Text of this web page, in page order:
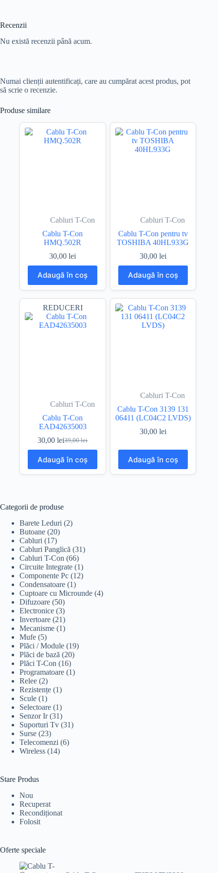
Recenzii
Nu există recenzii până acum.
Numai clienții autentificați, care au cumpărat acest produs, pot
să scrie o recenzie.
Produse similare
Cabluri T-Con
Cablu T-Con
HMQ.502R
30,00lei
Adaugă în coș
Cabluri T-Con
Cablu T-Con pentru tv
TOSHIBA 40HL933G
30,00 lei
Adaugă în coș
REDUCERI
Cabluri T-Con
Cablu T-Con
EAD42635003
39,00lei
Prețul
a
fost:
30,00leiPrețul
este:
30,00 lei.
Adaugă în coș
Cabluri T-Con
Cablu T-Con 3139 131
06411 (LC04C2 LVDS)
30,00 lei
Adaugă în coș
Categorii de produse
Barete Leduri (2)
Butoane (20)
Cabluri (17)
Cabluri Panglică (31)
Cabluri T-Con (66)
Circuite Integrate (1)
Componente Pc (12)
Condensatoare (1)
Cuptoare cu Microunde (4)
Difuzoare (50)
Electronice (3)
Invertoare (21)
Mecanisme (1)
Mufe (5)
Plăci / Module (19)
Plăci de bază (20)
Plăci T-Con (16)
Programatoare (1)
Relee (2)
Rezistențe (1)
Scule (1)
Selectoare (1)
Senzor Ir (31)
Suporturi Tv (31)
Surse (23)
Telecomenzi (6)
Wireless (14)
Stare Produs
Nou
Recuperat
Recondiționat
Folosit
Oferte speciale